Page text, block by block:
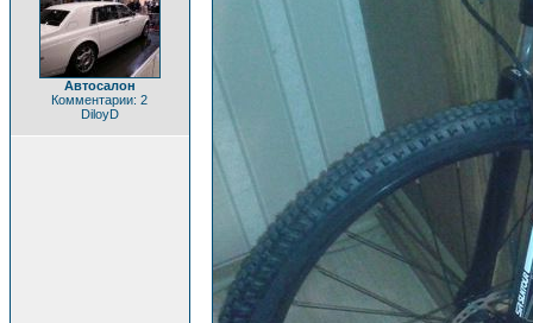
Автосалон
Комментарии: 2
DiloyD